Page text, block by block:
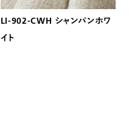
LI-902-CWH シャンパンホワ
イト